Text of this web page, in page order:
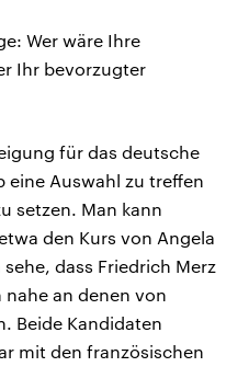
Wer wäre Ihre
Ihr bevorzugter
für das deutsche
eine Auswahl zu treffen
setzen. Man kann
den Kurs von Angela
dass Friedrich Merz
an denen von
Beide Kandidaten
mit den französischen